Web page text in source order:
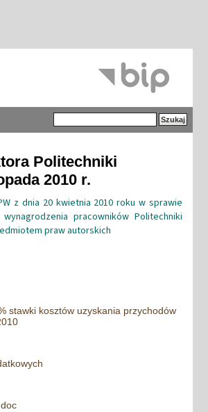
Politechniki
2010 r.
z dnia 20 kwietnia 2010 roku w sprawie
pracowników Politechniki
praw autorskich
stawki kosztów uzyskania przychodów